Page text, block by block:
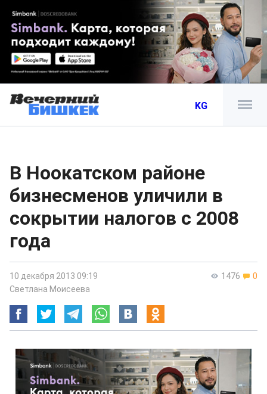
KG
В Ноокатском районе
бизнесменов уличили в
сокрытии налогов с 2008
года
1476 0
10 декабря 2013 09:19
Светлана Моисеева